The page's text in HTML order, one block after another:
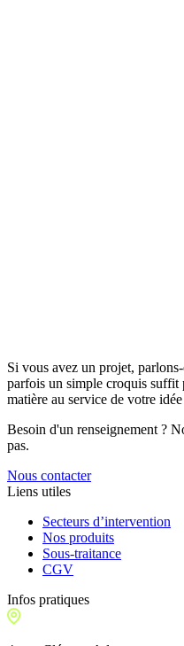
Si vous avez un projet,
parfois un simple croquis suffit
matière au service de votre
Besoin d'un renseignement ?
pas.
Nous contacter
Liens utiles
Secteurs d’intervention
Nos produits
Sous-traitance
CGV
Infos pratiques